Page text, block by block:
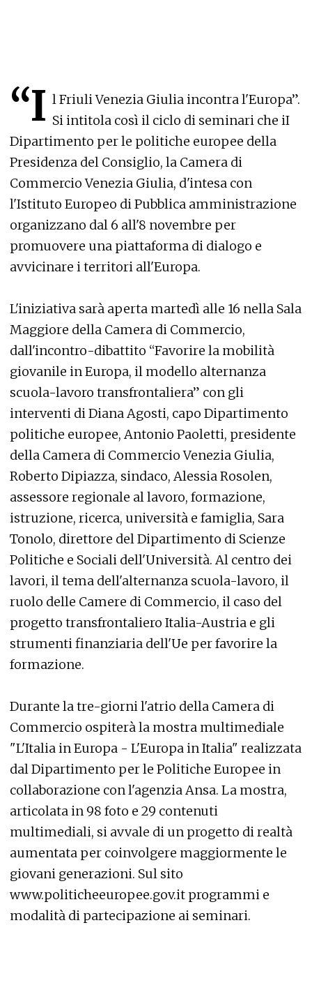
“I l Friuli Venezia Giulia incontra l'Europa”.
Si intitola così il ciclo di seminari che iI
Dipartimento per le politiche europee della
Presidenza del Consiglio, la Camera di
Commercio Venezia Giulia, d'intesa con
l'Istituto Europeo di Pubblica amministrazione
organizzano dal 6 all'8 novembre per
promuovere una piattaforma di dialogo e
avvicinare i territori all'Europa.
L'iniziativa sarà aperta martedì alle 16 nella Sala
Maggiore della Camera di Commercio,
dall'incontro-dibattito “Favorire la mobilità
giovanile in Europa, il modello alternanza
scuola-lavoro transfrontaliera” con gli
interventi di Diana Agosti, capo Dipartimento
politiche europee, Antonio Paoletti, presidente
della Camera di Commercio Venezia Giulia,
Roberto Dipiazza, sindaco, Alessia Rosolen,
assessore regionale al lavoro, formazione,
istruzione, ricerca, università e famiglia, Sara
Tonolo, direttore del Dipartimento di Scienze
Politiche e Sociali dell'Università. Al centro dei
lavori, il tema dell'alternanza scuola-lavoro, il
ruolo delle Camere di Commercio, il caso del
progetto transfrontaliero Italia-Austria e gli
strumenti finanziaria dell'Ue per favorire la
formazione.
Durante la tre-giorni l'atrio della Camera di
Commercio ospiterà la mostra multimediale
"L'Italia in Europa - L'Europa in Italia" realizzata
dal Dipartimento per le Politiche Europee in
collaborazione con l'agenzia Ansa. La mostra,
articolata in 98 foto e 29 contenuti
multimediali, si avvale di un progetto di realtà
aumentata per coinvolgere maggiormente le
giovani generazioni. Sul sito
www.politicheeuropee.gov.it programmi e
modalità di partecipazione ai seminari.